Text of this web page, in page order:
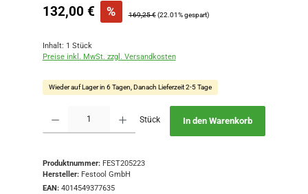
Verkaufspreis:
132,00 € % Regulärer Preis:
169,25 € (22.01% gespart)
Inhalt: 1 Stück
Preise inkl. MwSt. zzgl. Versandkosten
Wieder auf Lager in 6 Tagen, Danach Lieferzeit 2-5 Tage
Stück In den Warenkorb
Produktnummer: FEST205223
Hersteller: Festool GmbH
EAN: 4014549377635